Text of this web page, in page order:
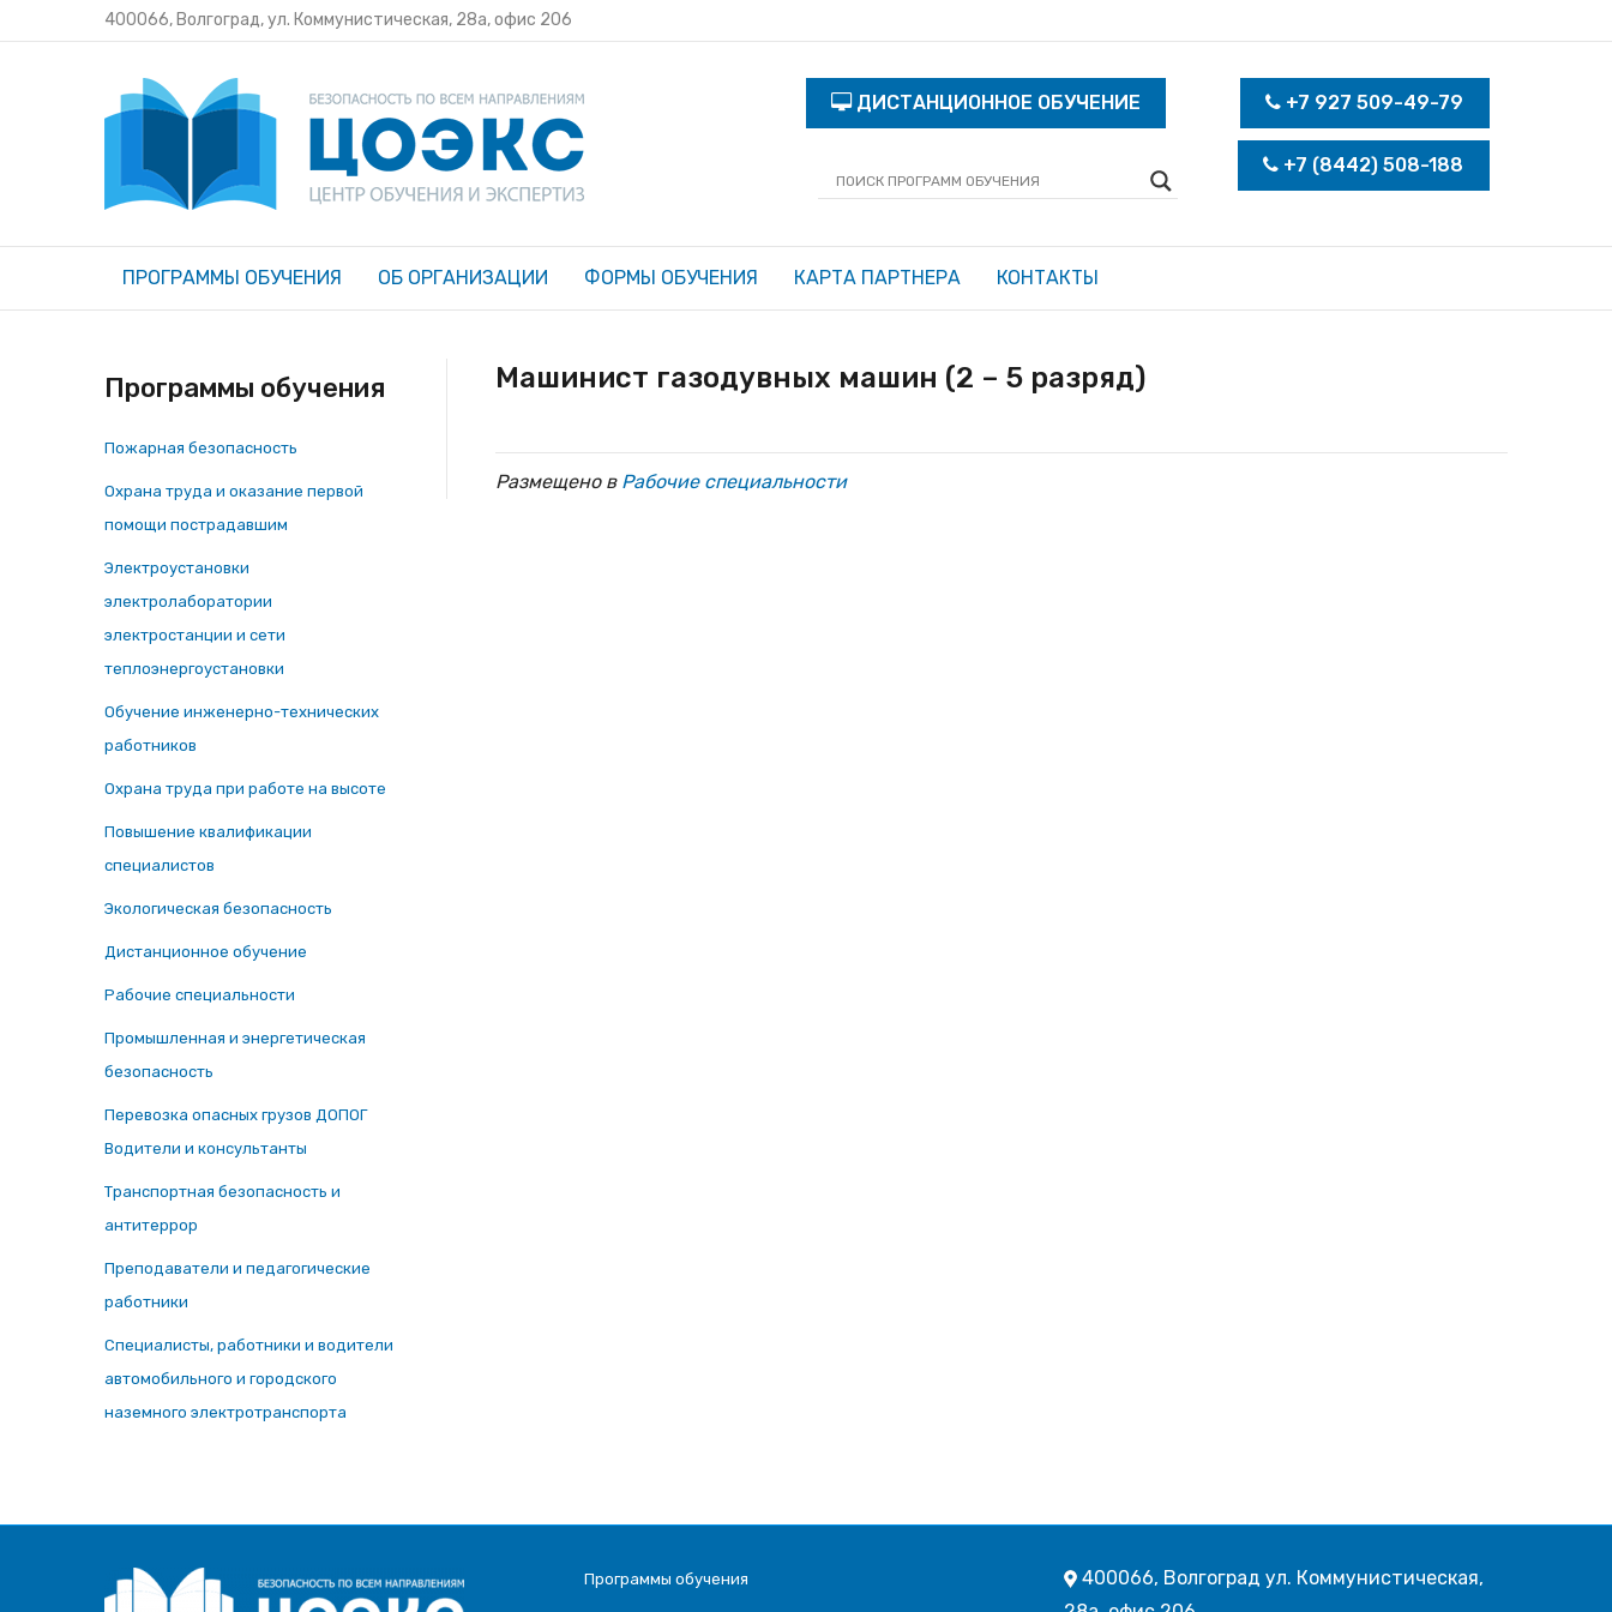
400066, Волгоград, ул. Коммунистическая, 28а, офис 206
ДИСТАНЦИОННОЕ ОБУЧЕНИЕ +7 927 509-49-79
+7 (8442) 508-188
ПРОГРАММЫ ОБУЧЕНИЯ ОБ ОРГАНИЗАЦИИ ФОРМЫ ОБУЧЕНИЯ КАРТА ПАРТНЕРА КОНТАКТЫ
Программы обучения
Пожарная безопасность
Охрана труда и оказание первой
помощи пострадавшим
Электроустановки
электролаборатории
электростанции и сети
теплоэнергоустановки
Обучение инженерно-технических
работников
Охрана труда при работе на высоте
Повышение квалификации
специалистов
Экологическая безопасность
Дистанционное обучение
Рабочие специальности
Промышленная и энергетическая
безопасность
Перевозка опасных грузов ДОПОГ
Водители и консультанты
Транспортная безопасность и
антитеррор
Преподаватели и педагогические
работники
Специалисты, работники и водители
автомобильного и городского
наземного электротранспорта
Машинист газодувных машин (2 – 5 разряд)
Размещено в Рабочие специальности
Программы обучения
400066, Волгоград ул. Коммунистическая,